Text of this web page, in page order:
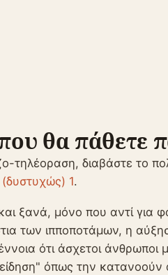
θα πάθετε
τηλέοραση, διαβάστε το
(δυστυχώς) 1.
ξανά, μόνο που αντί για
των ιπποποτάμων, η
ότι άσχετοι άνθρωποι
όπως την κατανοούν